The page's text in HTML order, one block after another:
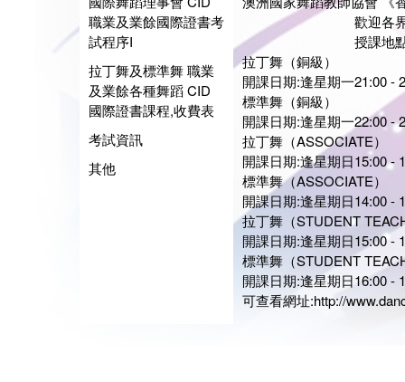
職業及業餘國際證書考
試程序I
拉丁舞及標準舞 職業
及業餘各種舞蹈 CID
國際證書課程,收費表
考試資訊
其他
歡迎各界人仕參加
授課地點:銅
拉丁舞（銅級）
開課日期:逢星期一21:00 -
標準舞（銅級）
開課日期:逢星期一22:00 -
拉丁舞（ASSOCIATE）
開課日期:逢星期日15:00 -
標準舞（ASSOCIATE）
開課日期:逢星期日14:00 -
拉丁舞（STUDENT
開課日期:逢星期日15:00 -
標準舞（STUDENT
開課日期:逢星期日16:00 -
可查看網址:http://